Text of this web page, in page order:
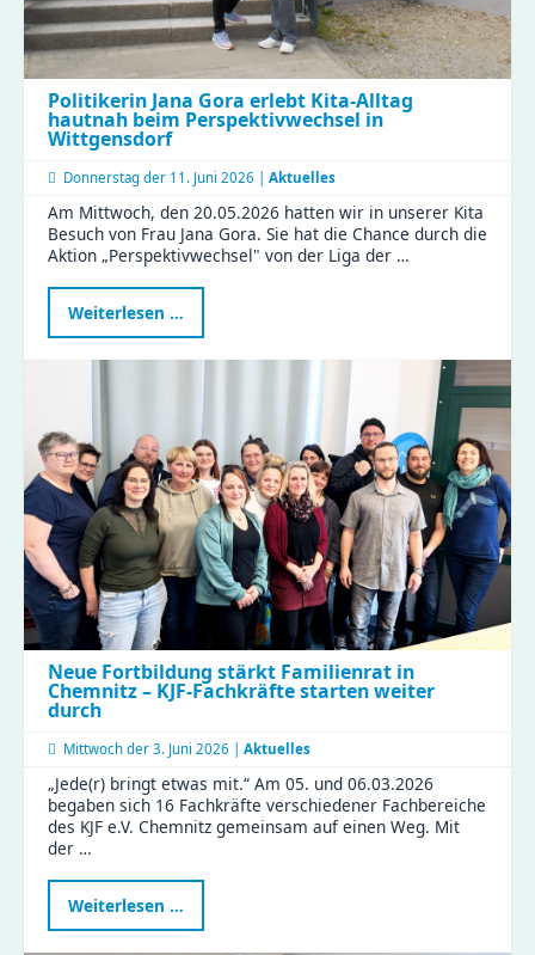
Politikerin Jana Gora erlebt Kita-Alltag
hautnah beim Perspektivwechsel in
Wittgensdorf
Donnerstag der 11. Juni 2026 | Aktuelles
Am Mittwoch, den 20.05.2026 hatten wir in unserer Kita
Besuch von Frau Jana Gora. Sie hat die Chance durch die
Aktion „Perspektivwechsel" von der Liga der …
Weiterlesen …
Jana
Gora
Alltag
hautnah
beim
Perspektivwechsel
in
Wittgensdorf
Neue Fortbildung stärkt Familienrat in
Chemnitz – KJF-Fachkräfte starten weiter
durch
Mittwoch der 3. Juni 2026 | Aktuelles
„Jede(r) bringt etwas mit.“ Am 05. und 06.03.2026
begaben sich 16 Fachkräfte verschiedener Fachbereiche
des KJF e.V. Chemnitz gemeinsam auf einen Weg. Mit
der …
Weiterlesen …
Fortbildung